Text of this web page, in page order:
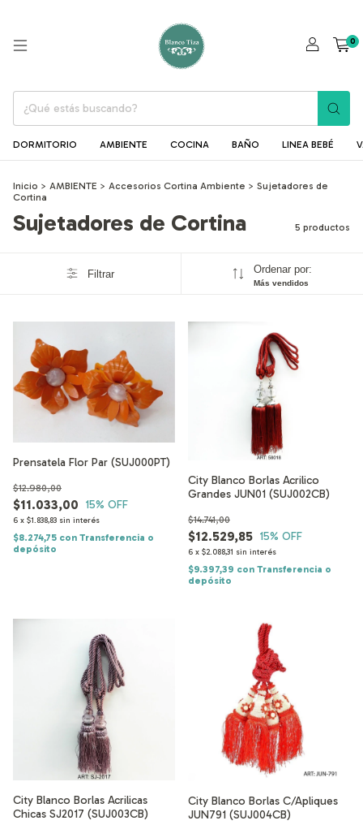
0
DORMITORIO AMBIENTE COCINA BAÑO LINEA BEBÉ
Inicio > AMBIENTE > Accesorios Cortina Ambiente > Sujetadores de
Cortina
Sujetadores de Cortina 5 productos
Filtrar Ordenar por:
Más vendidos
Prensatela Flor Par (SUJ000PT)
$11.033,00
$12.980,00
15% OFF
6 x $1.838,83 sin interés
$8.274,75 con Transferencia o
depósito
City Blanco Borlas Acrilico
Grandes JUN01 (SUJ002CB)
$12.529,85
$14.741,00
15% OFF
6 x $2.088,31 sin interés
$9.397,39 con Transferencia o
depósito
City Blanco Borlas Acrilicas
Chicas SJ2017 (SUJ003CB)
City Blanco Borlas C/Apliques
JUN791 (SUJ004CB)